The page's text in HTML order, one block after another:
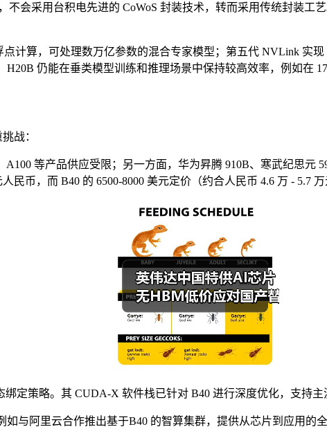
不会采用台积电先进的 CoWoS 封装技术，转而采用传统封装工
计算，可处理数万亿参数的混合专家模型；第五代 NVLink 实
仍能在垂类模型训练和推理场景中保持较高效率，例如在
战：
等产品供应受限；另一方面，华为昇腾 910B、寒武纪思元
币，而 B40 的 6500-8000 美元定价（约合人民币 4.6 万 - 5.7 万
定策略。其 CUDA-X 软件栈已针对 B40 进行深度优化，支持主
与阿里云合作推出基于B40 的智算集群，提供从芯片到应用的